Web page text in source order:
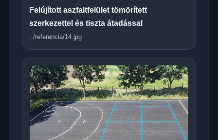
Felújított aszfaltfelület tömörített
szerkezettel és tiszta átadással
../referencia/14.jpg